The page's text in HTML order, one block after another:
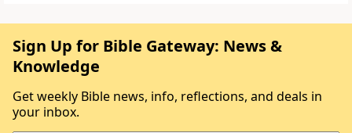
Sign Up for Bible Gateway: News &
Knowledge
Get weekly Bible news, info, reflections, and deals in
your inbox.